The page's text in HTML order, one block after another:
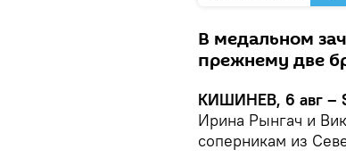
В медальном
прежнему две
КИШИНЕВ, 6 авг –
Ирина Рынгач и
соперникам из